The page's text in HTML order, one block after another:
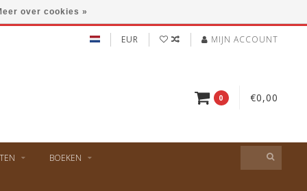
EUR MIJN ACCOUNT
0 €0,00
BOEKEN
over cookies »